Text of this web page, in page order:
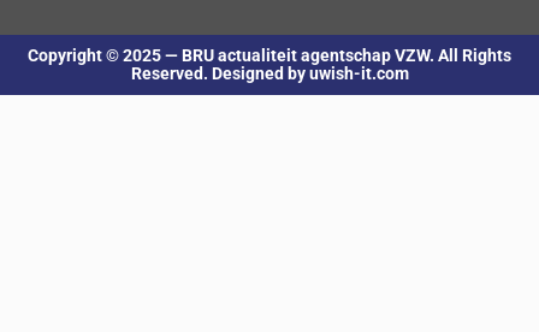
Copyright © 2025 — BRU actualiteit agentschap VZW. All Rights
Reserved. Designed by uwish-it.com